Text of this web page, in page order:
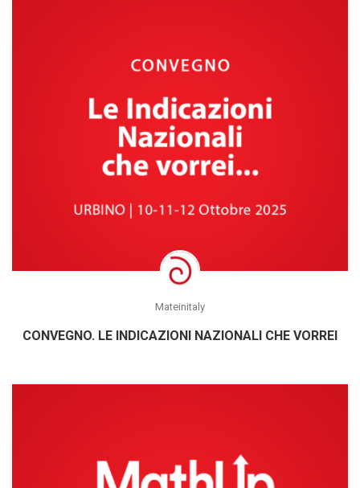
Mateinitaly
CONVEGNO. LE INDICAZIONI NAZIONALI CHE VORREI